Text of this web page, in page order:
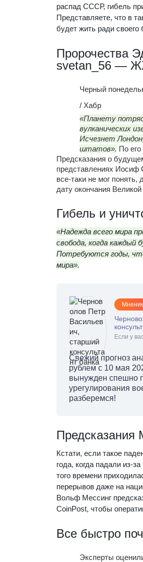
распад СССР, гибель
Представляете, что в
будет жить ради своего
Пророчества
svetan_56 —
Черный
/ Хабр
«Планету
вулканических
Исчезнет
штатов». По
Предсказания о
представлениях Иосиф
все-таки не мог
дату окончания
Гибель и
«Надежда всего мира
свобода, когда каждый
Потребуются годы,
мира».
Если у
Свежий прогноз
рублем с 10 мая
вынужден спешно
урегулирования
разберемся!
Предсказания
Кстати, если такое
года, когда падали из-
того времени
перерывов даже на
Вольф Мессинг
CoinPost, чтобы
Все быстро
Эксперты